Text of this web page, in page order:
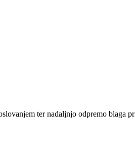
ter nadaljnjo odpremo blaga